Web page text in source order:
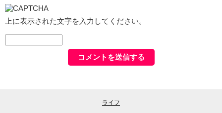
上に表示された文字を入力してください。
ライフ